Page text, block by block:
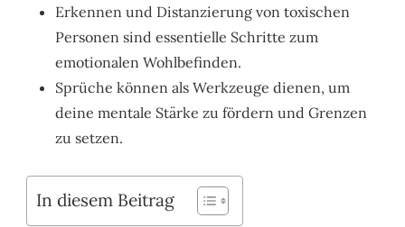
Erkennen und Distanzierung von toxischen
Personen sind essentielle Schritte zum
emotionalen Wohlbefinden.
Sprüche können als Werkzeuge dienen, um
deine mentale Stärke zu fördern und Grenzen
zu setzen.
In diesem Beitrag